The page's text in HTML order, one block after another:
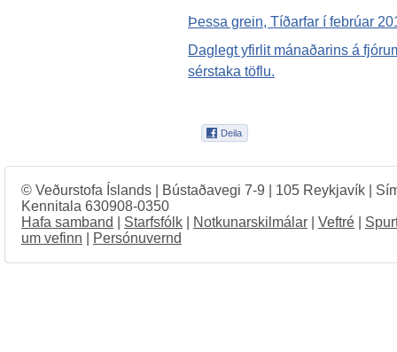
Þessa grein, Tíðarfar í febrúar
Daglegt yfirlit mánaðarins á
sérstaka töflu.
© Veðurstofa Íslands | Bústaðavegi 7-9 | 105 Reykjavík |
Kennitala 630908-0350
Hafa samband
Starfsfólk Notkunarskilmálar Veftré
um vefinn
Persónuvernd